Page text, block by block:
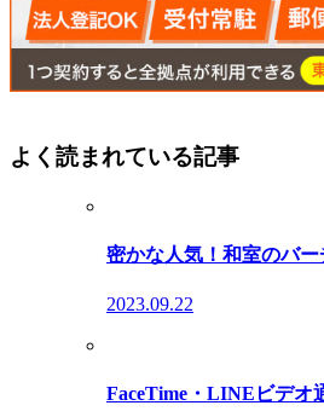
よく読まれている記事
密かな人気！和室のバー
2023.09.22
FaceTime・LINEビデオ